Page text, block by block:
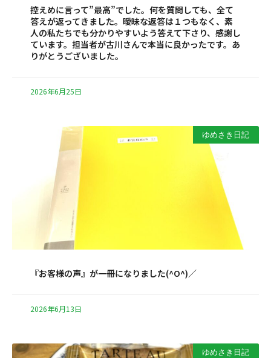
控えめに言って”最高”でした。何を質問しても、全て
答えが返ってきました。曖昧な返答は１つもなく、素
人の私たちでも分かりやすいよう答えて下さり、感謝し
ています。担当者が古川さんで本当に良かったです。あ
りがとうございました。
2026年6月25日
ゆめさき日記
『お客様の声』が一冊になりました(^O^)／
2026年6月13日
ゆめさき日記